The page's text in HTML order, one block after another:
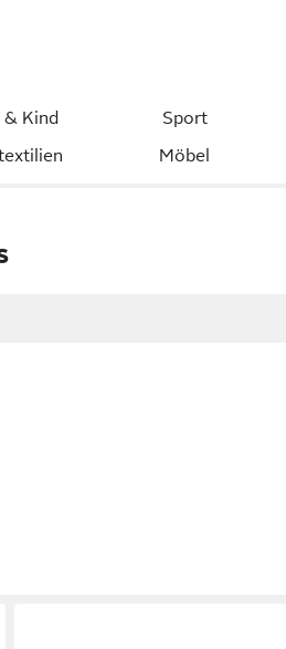
& Kind Sport
Möbel